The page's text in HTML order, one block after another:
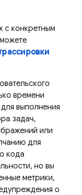
с конкретным
времени
выполнения
задач,
или
для
кода
но вы
метрики,
о